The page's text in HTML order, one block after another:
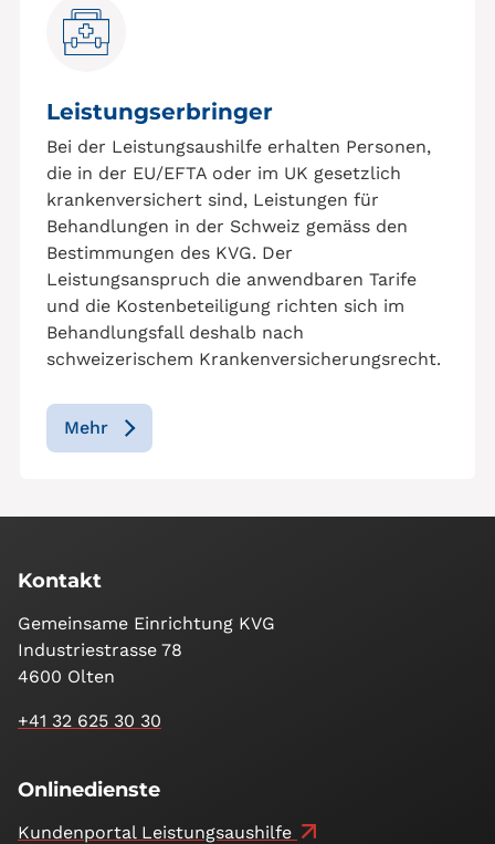
Leistungserbringer
Bei der Leistungsaushilfe erhalten Personen,
die in der EU/EFTA oder im UK gesetzlich
krankenversichert sind, Leistungen für
Behandlungen in der Schweiz gemäss den
Bestimmungen des KVG. Der
Leistungsanspruch die anwendbaren Tarife
und die Kostenbeteiligung richten sich im
Behandlungsfall deshalb nach
schweizerischem Krankenversicherungsrecht.
Mehr
Kontakt
Gemeinsame Einrichtung KVG
Industriestrasse 78
4600 Olten
+41 32 625 30 30
Onlinedienste
Kundenportal Leistungsaushilfe